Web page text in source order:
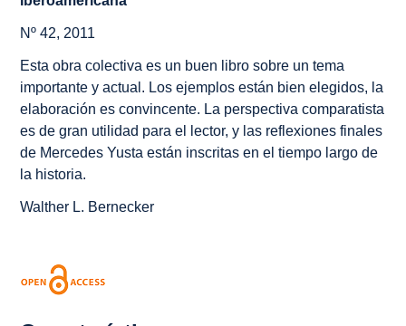
Nº 42, 2011
Esta obra colectiva es un buen libro sobre un tema
importante y actual. Los ejemplos están bien elegidos, la
elaboración es convincente. La perspectiva comparatista
es de gran utilidad para el lector, y las reflexiones finales
de Mercedes Yusta están inscritas en el tiempo largo de
la historia.
Walther L. Bernecker